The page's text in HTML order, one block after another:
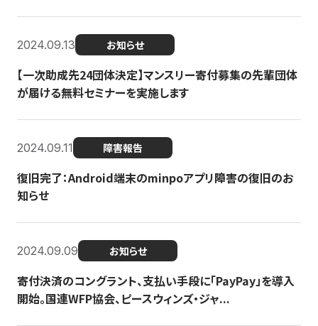
2024.09.13 お知らせ
【一次助成先24団体決定】マンスリー寄付募集の先輩団体
が届ける無料セミナーを実施します
2024.09.11 障害報告
復旧完了：Android端末のminpoアプリ障害の復旧のお
知らせ
2024.09.09 お知らせ
寄付決済のコングラント、支払い手段に「PayPay」を導入
開始。国連WFP協会、ピースウィンズ・ジャ...